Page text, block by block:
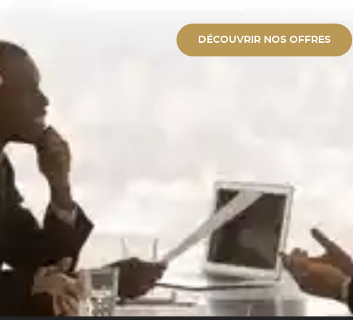
brise et rénovation de jantes alu unies ou bi-ton. ✓
Protection & Esthétique Polissage professionnel et
rénovation optique par polymérisation. ✓ Expertise
Multimarques Agrément par la quasi-totalité des
assurances suisses. 📍 Meyrin (Genève) 022 355 00
MON DEVIS GRATUIT
DÉCOUVRIR NOS OFFRES